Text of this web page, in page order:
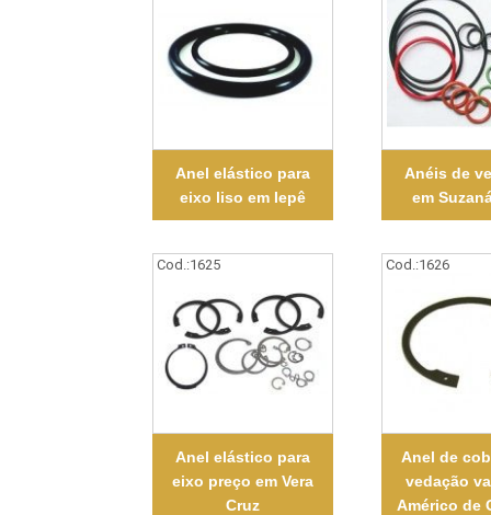
Anel elástico para
eixo liso em Iepê
Anéis de
em
Cod.:1625
Anel elástico para
eixo preço em Vera
Cruz
Cod.:1626
Anel de
vedação
Américo de